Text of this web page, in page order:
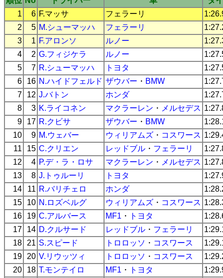
1
6 F.マッサ フェラーリ
2
5 M.シューマッハ フェラーリ
3
1 F.アロンソ ルノー
4
2 G.フィジケラ ルノー
5
7 R.シューマッハ トヨタ
6
16 N.ハイドフェルド ザウバー ・ BMW
7
12 J.バトン ホンダ
8
3 K.ライコネン マクラーレン ・ メルセデス
9
17 R.クビサ ザウバー ・ BMW
10
9 M.ウェバー ウィリアムズ ・ コスワース
11
15 C.クリエン レッドブル ・ フェラーリ
12
4 P.デ・ラ・ロサ マクラーレン ・ メルセデス
13
8 J.トゥルーリ トヨタ
14
11 R.バリチェロ ホンダ
15
10 N.ロズベルグ ウィリアムズ ・ コスワース
16
19 C.アルバース MF1 ・ トヨタ
17
14 D.クルサード レッドブル ・ フェラーリ
18
21 S.スピード トロロッソ ・ コスワース
19
20 V.リウッツィ トロロッソ ・ コスワース
20
18 T.モンテイロ MF1 ・ トヨタ